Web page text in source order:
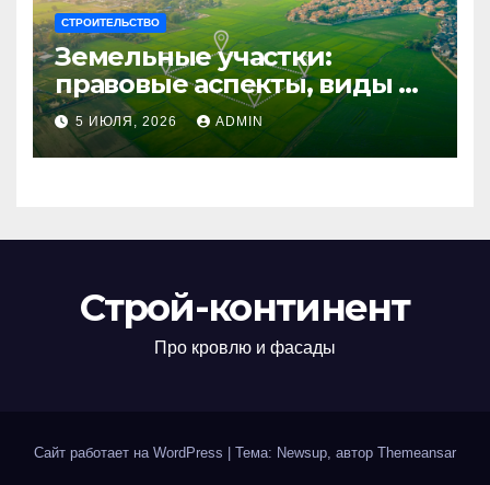
СТРОИТЕЛЬСТВО
Земельные участки:
правовые аспекты, виды и
возможности
использования
5 ИЮЛЯ, 2026 ADMIN
Строй-континент
Про кровлю и фасады
Сайт работает на WordPress Тема: Newsup, автор Themeansar